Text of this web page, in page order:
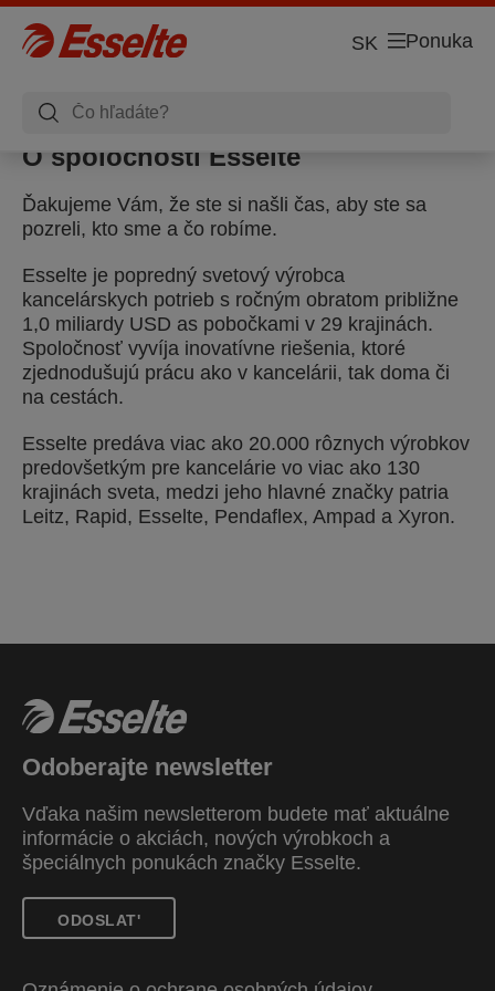
Ponuka
SK
O spoločnosti Esselte
Ďakujeme Vám, že ste si našli čas, aby ste sa
pozreli, kto sme a čo robíme.
Esselte je popredný svetový výrobca
kancelárskych potrieb s ročným obratom približne
1,0 miliardy USD as pobočkami v 29 krajinách.
Spoločnosť vyvíja inovatívne riešenia, ktoré
zjednodušujú prácu ako v kancelárii, tak doma či
na cestách.
Esselte predáva viac ako 20.000 rôznych výrobkov
predovšetkým pre kancelárie vo viac ako 130
krajinách sveta, medzi jeho hlavné značky patria
Leitz, Rapid, Esselte, Pendaflex, Ampad a Xyron.
Odoberajte newsletter
Vďaka našim newsletterom budete mať aktuálne
informácie o akciách, nových výrobkoch a
špeciálnych ponukách značky Esselte.
ODOSLAT'